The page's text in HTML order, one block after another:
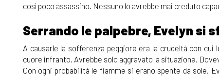
così poco assassino. Nessuno lo avrebbe mai creduto
Serrando le palpebre, Evelyn si
A causarle la sofferenza peggiore era la crudeltà con
cuore infranto. Avrebbe solo aggravato la situazione.
Con ogni probabilità le fiamme si erano spente da sole.